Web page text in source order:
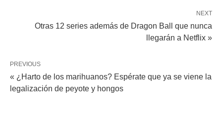
NEXT
Otras 12 series además de Dragon Ball que nunca
llegarán a Netflix »
PREVIOUS
« ¿Harto de los marihuanos? Espérate que ya se viene la
legalización de peyote y hongos